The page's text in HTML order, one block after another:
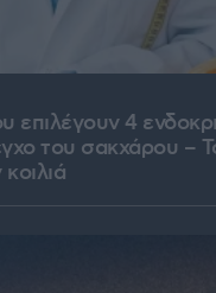
επιλέγουν 4
του σακχάρου –